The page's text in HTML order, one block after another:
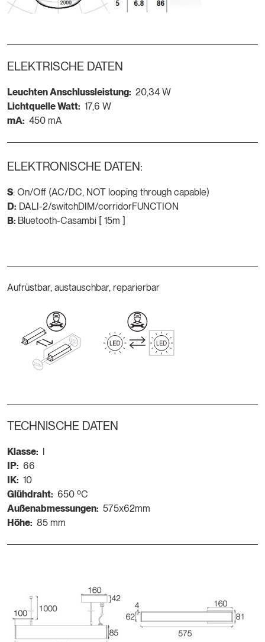
ELEKTRISCHE DATEN
Leuchten Anschlussleistung: 20,34 W
Lichtquelle Watt: 17,6 W
mA: 450 mA
ELEKTRONISCHE DATEN:
S: On/Off (AC/DC, NOT looping through capable)
D: DALI-2/switchDIM/corridorFUNCTION
B: Bluetooth-Casambi [ 15m ]
Aufrüstbar, austauschbar, reparierbar
TECHNISCHE DATEN
Klasse:
IP: 66
IK: 10
Glühdraht: 650 ºC
Außenabmessungen: 575x62mm
Höhe: 85 mm